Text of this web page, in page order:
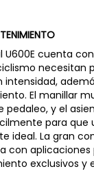
cuenta
necesitan
El manillar
pedaleo, y el
para que
ideal. La gran
con aplicaciones
exclusivos y